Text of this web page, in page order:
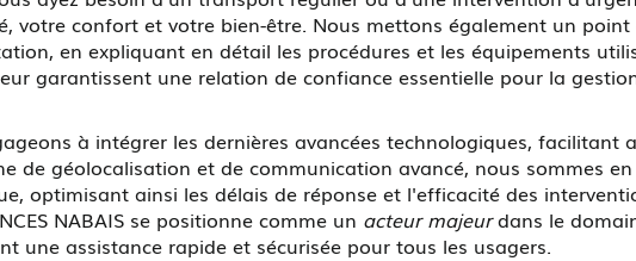
votre confort et votre bien-être. Nous mettons également un
en expliquant en détail les procédures et les équipements
garantissent une relation de confiance essentielle pour la
à intégrer les dernières avancées technologiques, facilitant
de géolocalisation et de communication avancé, nous sommes
optimisant ainsi les délais de réponse et l'efficacité des
NABAIS se positionne comme un acteur majeurdans le
une assistance rapide et sécurisée pour tous les usagers.